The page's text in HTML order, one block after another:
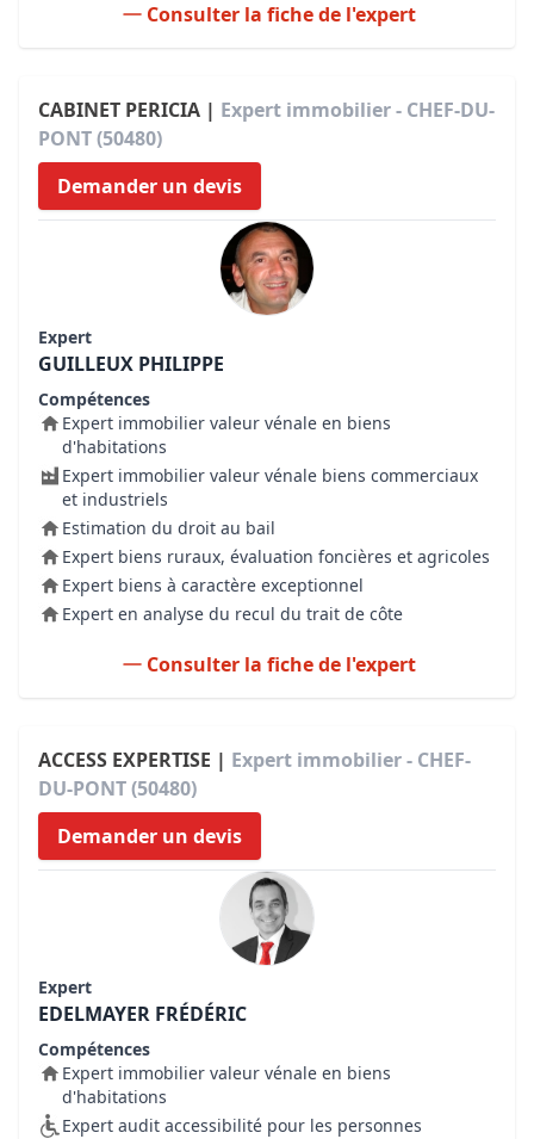
Consulter la fiche de l'expert
CABINET PERICIA | Expert immobilier - CHEF-DU-
PONT (50480)
Demander un devis
Expert
GUILLEUX PHILIPPE
Compétences
Expert immobilier valeur vénale en biens
d'habitations
Expert immobilier valeur vénale biens commerciaux
et industriels
Estimation du droit au bail
Expert biens ruraux, évaluation foncières et agricoles
Expert biens à caractère exceptionnel
Expert en analyse du recul du trait de côte
Consulter la fiche de l'expert
ACCESS EXPERTISE | Expert immobilier - CHEF-
DU-PONT (50480)
Demander un devis
Expert
EDELMAYER FRÉDÉRIC
Compétences
Expert immobilier valeur vénale en biens
d'habitations
Expert audit accessibilité pour les personnes